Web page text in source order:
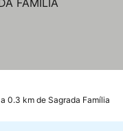
a 0.3 km de Sagrada Família